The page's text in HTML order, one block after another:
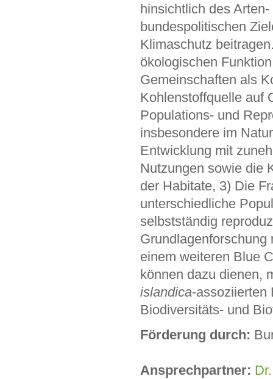
hinsichtlich des
bundespolitischen
Klimaschutz
ökologischen
Gemeinschaften als
Kohlenstoffquelle auf
Populations- und
insbesondere im
Entwicklung mit
Nutzungen sowie die
der Habitate, 3) Die
unterschiedliche
selbstständig
einem weiteren Blue
können dazu dienen,
islandica-assoziierten
Biodiversitäts- und
Förderung durch:
Ansprechpartner: